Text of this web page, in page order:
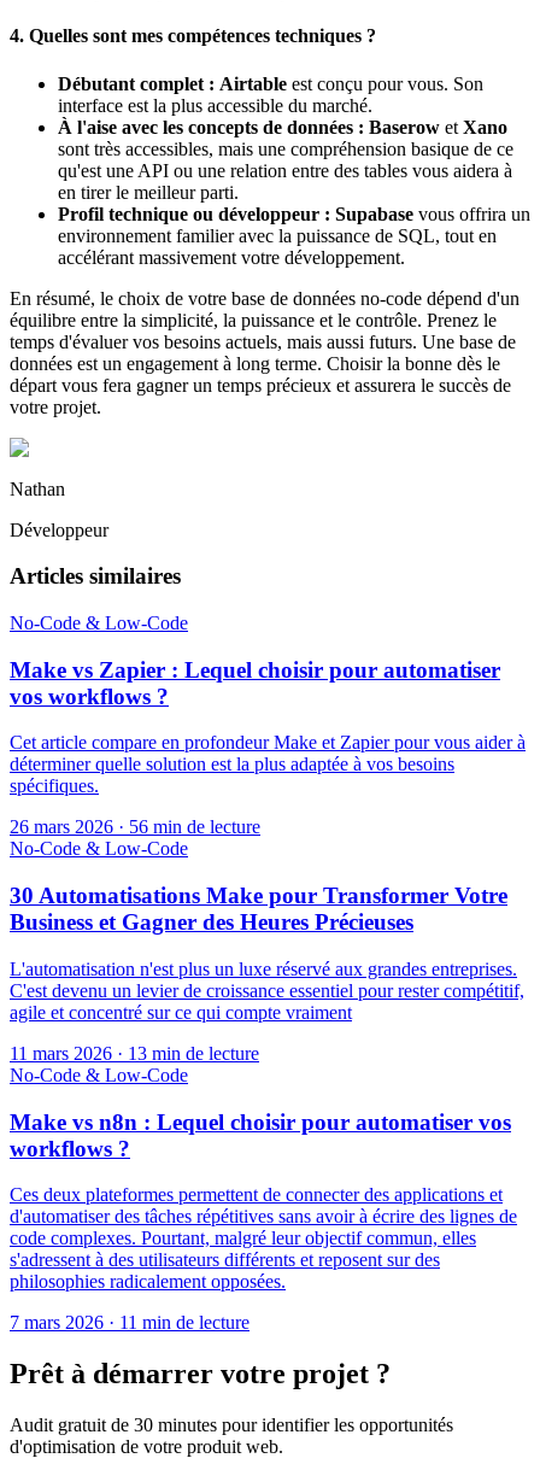
4. Quelles sont mes compétences techniques ?
Débutant complet : Airtable est conçu pour vous. Son
interface est la plus accessible du marché.
À l'aise avec les concepts de données : Baserow et Xano
sont très accessibles, mais une compréhension basique de ce
qu'est une API ou une relation entre des tables vous aidera à
en tirer le meilleur parti.
Profil technique ou développeur : Supabase vous offrira un
environnement familier avec la puissance de SQL, tout en
accélérant massivement votre développement.
En résumé, le choix de votre base de données no-code dépend d'un
équilibre entre la simplicité, la puissance et le contrôle. Prenez le
temps d'évaluer vos besoins actuels, mais aussi futurs. Une base de
données est un engagement à long terme. Choisir la bonne dès le
départ vous fera gagner un temps précieux et assurera le succès de
votre projet.
Nathan
Développeur
Articles similaires
No-Code & Low-Code
Make vs Zapier : Lequel choisir pour automatiser
vos workflows ?
Cet article compare en profondeur Make et Zapier pour vous aider à
déterminer quelle solution est la plus adaptée à vos besoins
spécifiques.
26 mars 2026 · 56 min de lecture
No-Code & Low-Code
30 Automatisations Make pour Transformer Votre
Business et Gagner des Heures Précieuses
L'automatisation n'est plus un luxe réservé aux grandes entreprises.
C'est devenu un levier de croissance essentiel pour rester compétitif,
agile et concentré sur ce qui compte vraiment
11 mars 2026 · 13 min de lecture
No-Code & Low-Code
Make vs n8n : Lequel choisir pour automatiser vos
workflows ?
Ces deux plateformes permettent de connecter des applications et
d'automatiser des tâches répétitives sans avoir à écrire des lignes de
code complexes. Pourtant, malgré leur objectif commun, elles
s'adressent à des utilisateurs différents et reposent sur des
philosophies radicalement opposées.
7 mars 2026 · 11 min de lecture
Prêt à démarrer votre projet ?
Audit gratuit de 30 minutes pour identifier les opportunités
d'optimisation de votre produit web.